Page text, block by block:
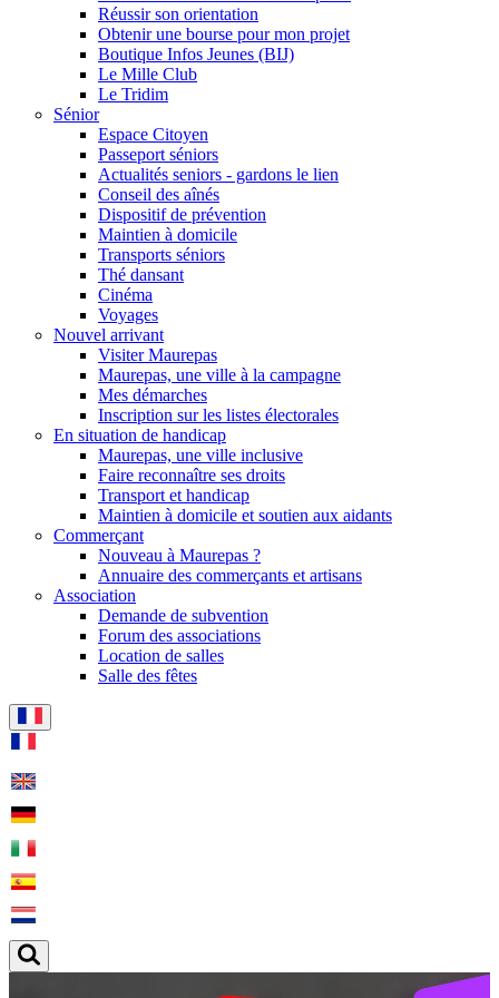
Réussir son orientation
Obtenir une bourse pour mon projet
Boutique Infos Jeunes (BIJ)
Le Mille Club
Le Tridim
Sénior
Espace Citoyen
Passeport séniors
Actualités seniors - gardons le lien
Conseil des aînés
Dispositif de prévention
Maintien à domicile
Transports séniors
Thé dansant
Cinéma
Voyages
Nouvel arrivant
Visiter Maurepas
Maurepas, une ville à la campagne
Mes démarches
Inscription sur les listes électorales
En situation de handicap
Maurepas, une ville inclusive
Faire reconnaître ses droits
Transport et handicap
Maintien à domicile et soutien aux aidants
Commerçant
Nouveau à Maurepas ?
Annuaire des commerçants et artisans
Association
Demande de subvention
Forum des associations
Location de salles
Salle des fêtes